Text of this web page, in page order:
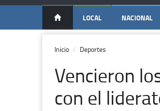
LOCAL NACIONAL
Inicio Deportes
Vencieron
con el